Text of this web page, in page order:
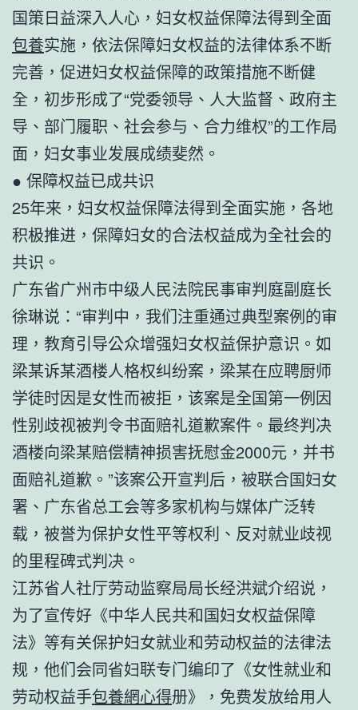
国策日益深入人心，妇女权益保障法得到全面
包養实施，依法保障妇女权益的法律体系不断
完善，促进妇女权益保障的政策措施不断健
全，初步形成了“党委领导、人大监督、政府主
导、部门履职、社会参与、合力维权”的工作局
面，妇女事业发展成绩斐然。
● 保障权益已成共识
25年来，妇女权益保障法得到全面实施，各地
积极推进，保障妇女的合法权益成为全社会的
共识。
广东省广州市中级人民法院民事审判庭副庭长
徐琳说：“审判中，我们注重通过典型案例的审
理，教育引导公众增强妇女权益保护意识。如
梁某诉某酒楼人格权纠纷案，梁某在应聘厨师
学徒时因是女性而被拒，该案是全国第一例因
性别歧视被判令书面赔礼道歉案件。最终判决
酒楼向梁某赔偿精神损害抚慰金2000元，并书
面赔礼道歉。”该案公开宣判后，被联合国妇女
署、广东省总工会等多家机构与媒体广泛转
载，被誉为保护女性平等权利、反对就业歧视
的里程碑式判决。
江苏省人社厅劳动监察局局长经洪斌介绍说，
为了宣传好《中华人民共和国妇女权益保障
法》等有关保护妇女就业和劳动权益的法律法
规，他们会同省妇联专门编印了《女性就业和
劳动权益手包養網心得册》，免费发放给用人